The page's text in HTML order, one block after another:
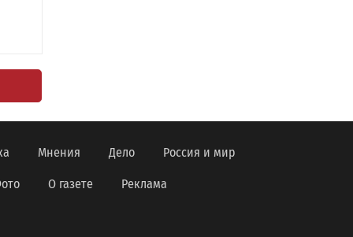
Мнения Дело Россия и мир
О газете Реклама